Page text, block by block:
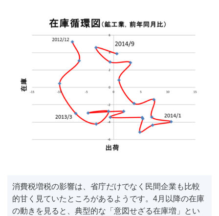
消費税増税の影響は、省庁だけでなく民間企業も比較
的甘く見ていたところがあるようです。4月以降の在庫
の動きを見ると、典型的な「意図せざる在庫増」とい